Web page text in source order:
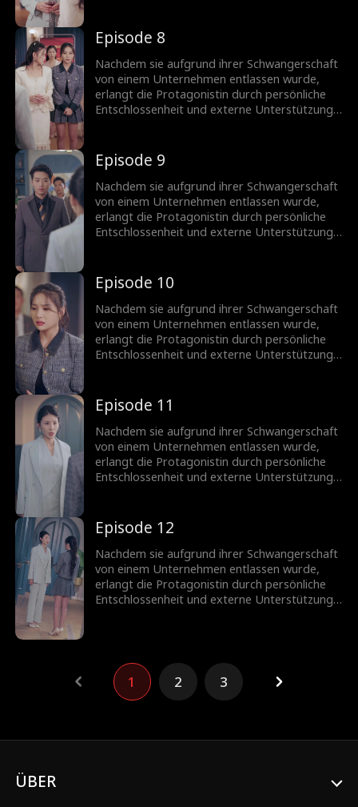
schließlich Versöhnungen mit Kollegen ihren
Werdegang. Letztendlich wird das
Unternehmen drei Monate später aufgrund
von Missmanagement in den Bankrott
gezwungen.
Episode 8
Nachdem sie aufgrund ihrer Schwangerschaft
von einem Unternehmen entlassen wurde,
erlangt die Protagonistin durch persönliche
Entschlossenheit und externe Unterstützung
schließlich Versöhnungen mit Kollegen ihren
Werdegang. Letztendlich wird das
Unternehmen drei Monate später aufgrund
von Missmanagement in den Bankrott
gezwungen.
Episode 9
Nachdem sie aufgrund ihrer Schwangerschaft
von einem Unternehmen entlassen wurde,
erlangt die Protagonistin durch persönliche
Entschlossenheit und externe Unterstützung
schließlich Versöhnungen mit Kollegen ihren
Werdegang. Letztendlich wird das
Unternehmen drei Monate später aufgrund
von Missmanagement in den Bankrott
gezwungen.
Episode 10
Nachdem sie aufgrund ihrer Schwangerschaft
von einem Unternehmen entlassen wurde,
erlangt die Protagonistin durch persönliche
Entschlossenheit und externe Unterstützung
schließlich Versöhnungen mit Kollegen ihren
Werdegang. Letztendlich wird das
Unternehmen drei Monate später aufgrund
von Missmanagement in den Bankrott
gezwungen.
Episode 11
Nachdem sie aufgrund ihrer Schwangerschaft
von einem Unternehmen entlassen wurde,
erlangt die Protagonistin durch persönliche
Entschlossenheit und externe Unterstützung
schließlich Versöhnungen mit Kollegen ihren
Werdegang. Letztendlich wird das
Unternehmen drei Monate später aufgrund
von Missmanagement in den Bankrott
gezwungen.
Episode 12
Nachdem sie aufgrund ihrer Schwangerschaft
von einem Unternehmen entlassen wurde,
erlangt die Protagonistin durch persönliche
Entschlossenheit und externe Unterstützung
Werdegang. Letztendlich wird das
Unternehmen drei Monate später aufgrund
von Missmanagement in den Bankrott
gezwungen.
1 2 3
ÜBER